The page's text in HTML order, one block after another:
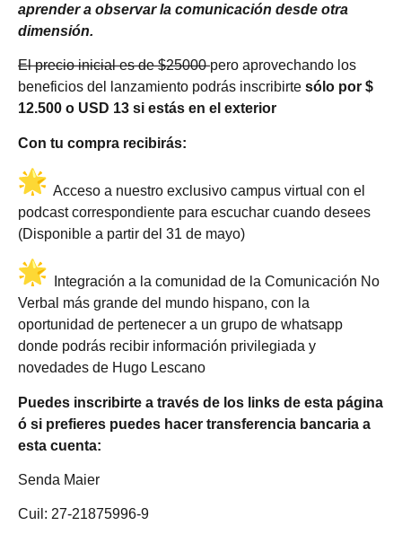
aprender a observar la comunicación desde otra
dimensión.
El precio inicial es de $25000pero aprovechando los
beneficios del lanzamiento podrás inscribirte sólo por $
12.500 o USD 13 si estás en el exterior
Con tu compra recibirás:
Acceso a nuestro exclusivo campus virtual con el
podcast correspondiente para escuchar cuando desees
(Disponible a partir del 31 de mayo)
Integración a la comunidad de la Comunicación No
Verbal más grande del mundo hispano, con la
oportunidad de pertenecer a un grupo de whatsapp
donde podrás recibir información privilegiada y
novedades de Hugo Lescano
Puedes inscribirte a través de los links de esta página
ó si prefieres puedes hacer transferencia bancaria a
esta cuenta:
Senda Maier
Cuil: 27-21875996-9